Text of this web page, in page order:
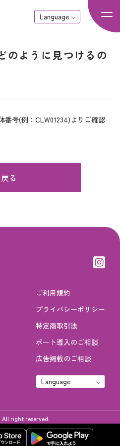
Language
のように見つけるの
番号(例：CLW01234)よりご確認
戻る
ご利用規約
プライバシーポリシー
特定商取引法
ポート導入のご相談
広告掲載のご相談
Language
right reserved.